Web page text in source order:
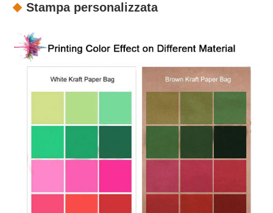
Stampa personalizzata